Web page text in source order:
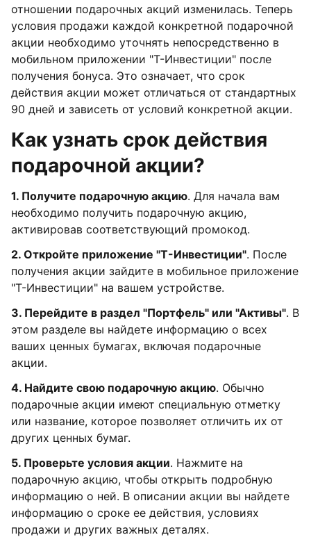
отношении подарочных акций изменилась. Теперь
условия продажи каждой конкретной подарочной
акции необходимо уточнять непосредственно в
мобильном приложении "Т-Инвестиции" после
получения бонуса. Это означает, что срок
действия акции может отличаться от стандартных
90 дней и зависеть от условий конкретной акции.
Как узнать срок действия
подарочной акции?
1. Получите подарочную акцию. Для начала вам
необходимо получить подарочную акцию,
активировав соответствующий промокод.
2. Откройте приложение "Т-Инвестиции". После
получения акции зайдите в мобильное приложение
"Т-Инвестиции" на вашем устройстве.
3. Перейдите в раздел "Портфель" или "Активы". В
этом разделе вы найдете информацию о всех
ваших ценных бумагах, включая подарочные
акции.
4. Найдите свою подарочную акцию. Обычно
подарочные акции имеют специальную отметку
или название, которое позволяет отличить их от
других ценных бумаг.
5. Проверьте условия акции. Нажмите на
подарочную акцию, чтобы открыть подробную
информацию о ней. В описании акции вы найдете
информацию о сроке ее действия, условиях
продажи и других важных деталях.